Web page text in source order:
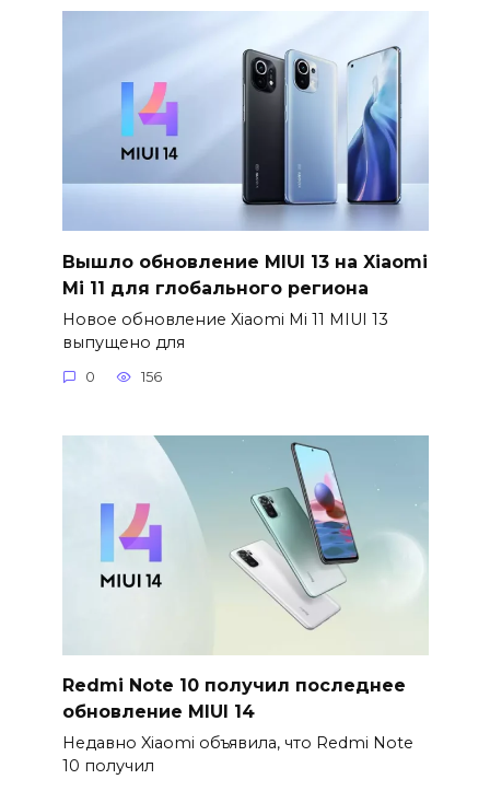
Вышло обновление MIUI 13 на Xiaomi
Mi 11 для глобального региона
Новое обновление Xiaomi Mi 11 MIUI 13
выпущено для
0 156
Redmi Note 10 получил последнее
обновление MIUI 14
Недавно Xiaomi объявила, что Redmi Note
10 получил